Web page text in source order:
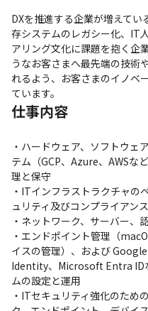
DXを推進する企業が増えて
存システムのレガシー化、IT
アリング文化に課題を抱く企
うなお客さまへ最先端の技術
れるよう、お客さまのイノベ
ています。
仕事内容
・ハードウェア、ソフトウェ
テム（GCP、Azure、AWSな
理と保守
・ITインフラストラクチャの
ュリティ及びコンプライアン
・ネットワーク、サーバー、
・エンドポイント管理（
イスの管理）、および
Identity、Microsoft Entra ID
ムの設定と運⽤
・ITセキュリティ強化のため